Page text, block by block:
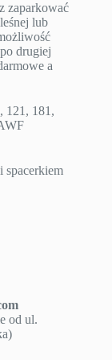
zaparkować
lub
drugiej
a
121, 181,
od ul.